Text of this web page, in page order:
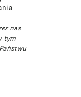
nas
tym